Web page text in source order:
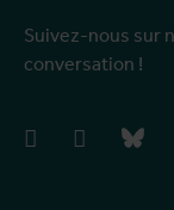
Suivez-nous sur
conversation !
facebookinstagram